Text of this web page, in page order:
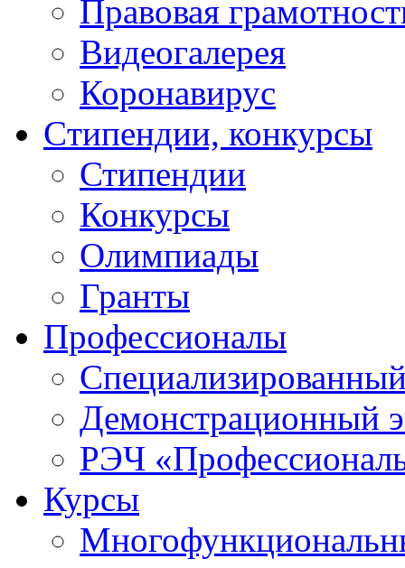
Правовая
Видеогалерея
Коронавирус
Cтипендии, конкурсы
Стипендии
Конкурсы
Олимпиады
Гранты
Профессионалы
Демонстрационный
РЭЧ
Курсы